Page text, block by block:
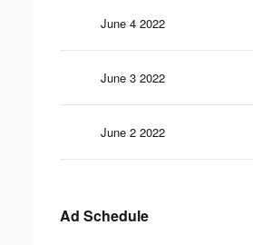
June 4 2022
June 3 2022
June 2 2022
Ad Schedule